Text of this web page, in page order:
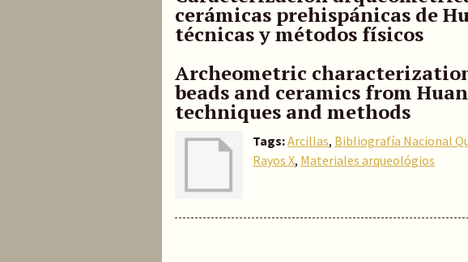
cerámicas prehispánicas de
técnicas y métodos físicos
Archeometric
beads and ceramics from
techniques and methods
Tags:Arcillas, Bibliografía Nacional
Rayos X, Materiales arqueológios